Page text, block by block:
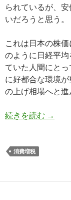
られているが、
いだろうと思う。
これは日本の株
のように日経平
ていた人間にと
に好都合な環境
の上げ相場へと進
続きを読む 消費
→
消費増税